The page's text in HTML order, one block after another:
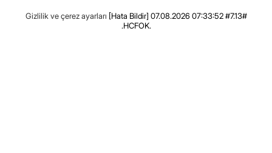
Gizlilik ve çerez ayarları [Hata Bildir] 07.08.2026 07:33:52 #7.13#
.HCFOK.